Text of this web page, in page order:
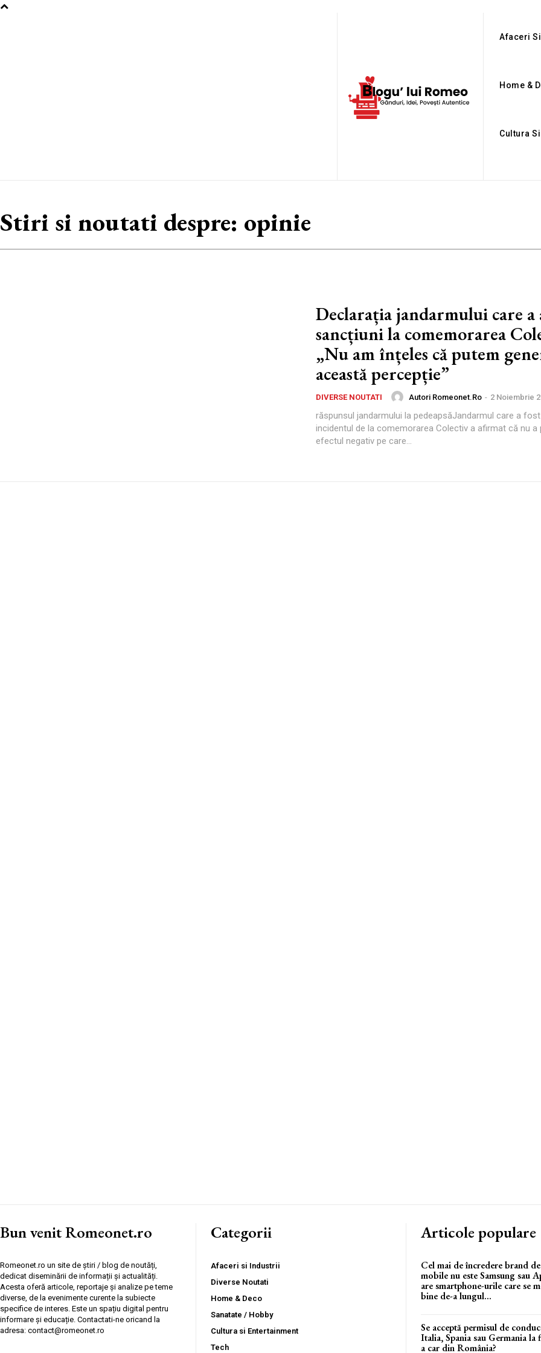
Afaceri
Home &
Cultura
Stiri si noutati despre: opinie
Declarația jandarmului care a
sancțiuni la comemorarea
„Nu am înțeles că putem
această percepție”
DIVERSE NOUTATI Autori Romeonet.ro - 2 Noiembrie
răspunsul jandarmului la pedeapsăJandarmul care a
incidentul de la comemorarea Colectiv a afirmat că nu a
efectul negativ pe care...
Bun venit Romeonet.ro
Romeonet.ro un site de știri / blog de noutăți,
dedicat diseminării de informații și actualități.
Acesta oferă articole, reportaje și analize pe teme
diverse, de la evenimente curente la subiecte
specifice de interes. Este un spațiu digital pentru
informare și educație. Contactati-ne oricand la
adresa: contact@romeonet.ro
Categorii
Afaceri si Industrii
Diverse Noutati
Home & Deco
Sanatate / Hobby
Cultura si Entertainment
Tech
Articole populare
Cel mai de încredere brand
mobile nu este Samsung sau
are smartphone-urile care se
bine de-a lungul...
Se acceptă permisul de
Italia, Spania sau Germania la
a car din România?